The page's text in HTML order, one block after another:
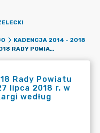
KADENCJA 2014 - 2018
UCHWAŁA NR XLIX 333 2018 RADY POWIATU ZGORZELECKIEGO Z DNIA 27 LIPCA 2018 R. W SPRAWIE PRZEKAZANIA SKARGI WEDŁUG WŁAŚCIWOŚCI.
Rady Powiatu
lipca 2018 r. w
według